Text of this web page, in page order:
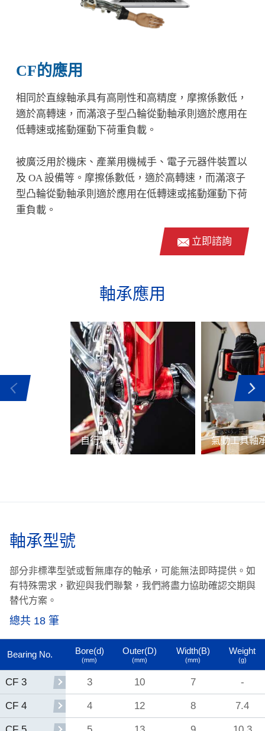
CF的應用
相同於直線軸承具有高剛性和高精度，摩擦係數低，
適於高轉速，而滿滾子型凸輪從動軸承則適於應用在
低轉速或搖動運動下荷重負載。
被廣泛用於機床、產業用機械手、電子元器件裝置以
及 OA 設備等。摩擦係數低，適於高轉速，而滿滾子
型凸輪從動軸承則適於應用在低轉速或搖動運動下荷
重負載。
立即諮詢
軸承應用
自行車軸承 氣動工具軸
軸承型號
部分非標準型號或暫無庫存的軸承，可能無法即時提供。 如
有特殊需求，歡迎與我們聯繫，我們將盡力協助確認交期與
替代方案。
總共 18 筆
Bearing No. Bore(d)
(mm)
Outer(D)
(mm)
Width(B)
(mm)
Weight
(g)
CF 3 3 10 7 -
CF 4 4 12 8 7.4